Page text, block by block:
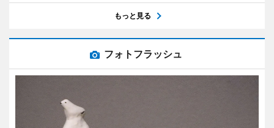
もっと見る
フォトフラッシュ